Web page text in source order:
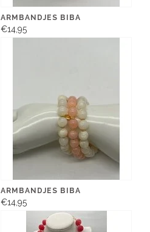
ARMBANDJES BIBA
€14,95
ARMBANDJES BIBA
€14,95